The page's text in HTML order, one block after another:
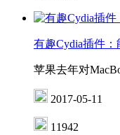
有趣Cydia插件：
苹果去年对
2017-05-11
11942